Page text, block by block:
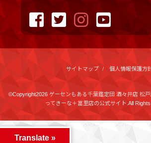
サイトマップ 個人情報保護方
©Copyright2026ゲーセンもある千葉鑑定団 酒々井店 松
ってきーな＋冨里店の公式サイト .All
Translate »